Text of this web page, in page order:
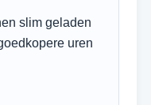
slim geladen
uren